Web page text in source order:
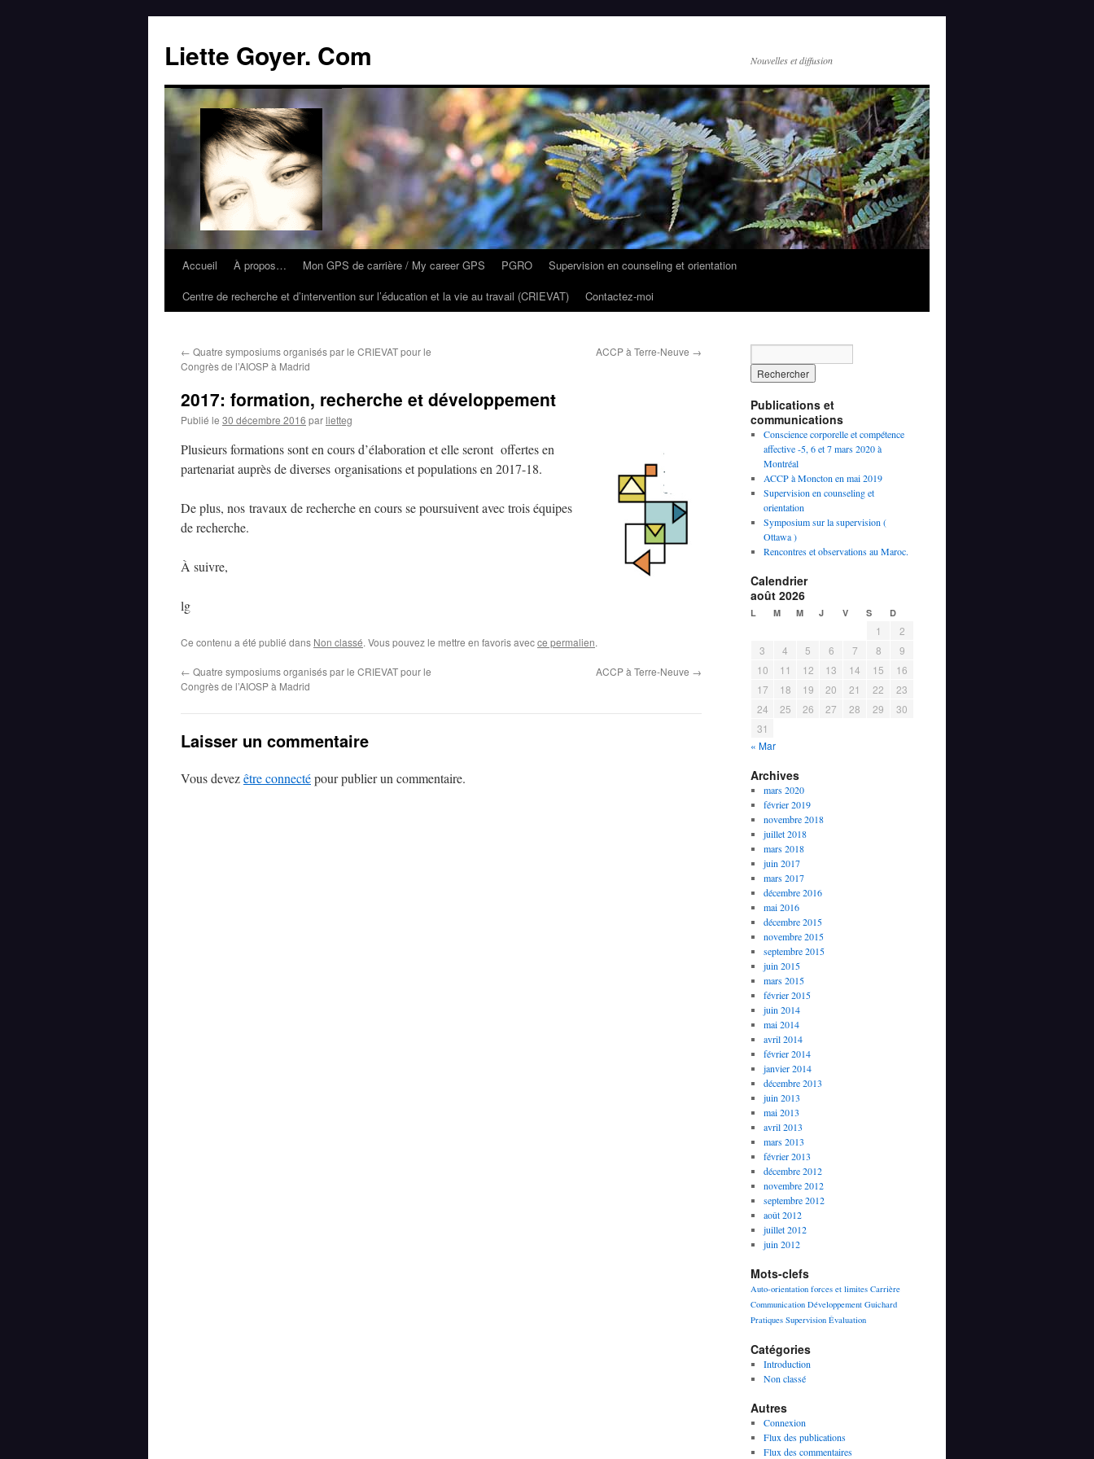
Liette Goyer. Com Nouvelles et diffusion
Accueil À propos… Mon GPS de carrière / My career GPS PGRO
Supervision en counseling et orientation
Centre de recherche et d’intervention sur l’éducation et la vie au travail (CRIEVAT)
Contactez-moi
← Quatre symposiums organisés par le CRIEVAT pour le
Congrès de l’AIOSP à Madrid
ACCP à Terre-Neuve →
2017: formation, recherche et développement
Publié le 30 décembre 2016 parlietteg
Plusieurs formations sont en cours d’élaboration et elle seront offertes en
partenariat auprès de diverses organisations et populations en 2017-18.
De plus, nos travaux de recherche en cours se poursuivent avec trois équipes
de recherche.
À suivre,
lg
Ce contenu a été publié dans Non classé. Vous pouvez le mettre en favoris avecce permalien.
← Quatre symposiums organisés par le CRIEVAT pour le
Congrès de l’AIOSP à Madrid
ACCP à Terre-Neuve →
Laisser un commentaire
Vous devezêtre connectépour publier un commentaire.
Publications et
communications
Conscience corporelle et compétence
affective -5, 6 et 7 mars 2020 à
Montréal
ACCP à Moncton en mai 2019
Supervision en counseling et
orientation
Symposium sur la supervision (
Ottawa )
Rencontres et observations au Maroc.
Calendrier
août 2026
L M M J V S D
« Mar
1
2
3
4 5 6 7 8
9
10
11 12 13 14 15
16
17
18 19 20 21 22
23
24
25 26 27 28 29
30
31
Archives
mars 2020
février 2019
novembre 2018
juillet 2018
mars 2018
juin 2017
mars 2017
décembre 2016
mai 2016
décembre 2015
novembre 2015
septembre 2015
juin 2015
mars 2015
février 2015
juin 2014
mai 2014
avril 2014
février 2014
janvier 2014
décembre 2013
juin 2013
mai 2013
avril 2013
mars 2013
février 2013
décembre 2012
novembre 2012
septembre 2012
août 2012
juillet 2012
juin 2012
Mots-clefs
Auto-orientation forces et limites Carrière
Communication Développement Guichard
Pratiques Supervision Évaluation
Catégories
Introduction
Non classé
Autres
Connexion
Flux des publications
Flux des commentaires